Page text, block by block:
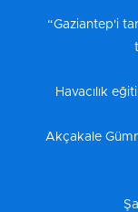
“Gaziantep'i
Havacılık
Akçakale